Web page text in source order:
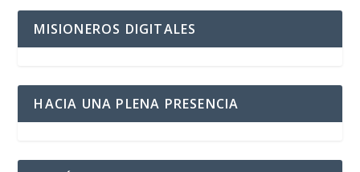
MISIONEROS DIGITALES
HACIA UNA PLENA PRESENCIA